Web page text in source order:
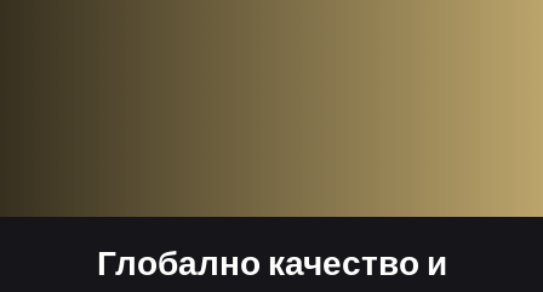
Глобално качество и